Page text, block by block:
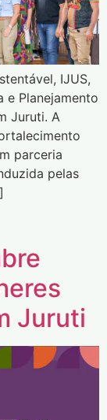
IJUS,
e Planejamento
Juruti. A
parceria
pelas
Juruti